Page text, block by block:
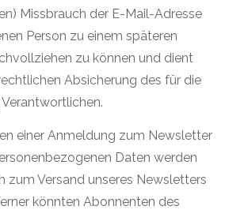
Missbrauch der E-Mail-Adresse
Person zu einem späteren
zu können und dient
Absicherung des für die
einer Anmeldung zum Newsletter
Daten werden
zum Versand unseres Newsletters
könnten Abonnenten des